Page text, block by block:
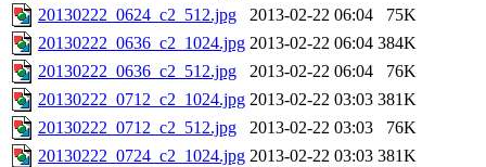
20130222_0624_c2_512.jpg
2013-02-22 06:04
75K
20130222_0636_c2_1024.jpg 2013-02-22 06:04 384K
20130222_0636_c2_512.jpg
2013-02-22 06:04
76K
20130222_0712_c2_1024.jpg 2013-02-22 03:03 381K
20130222_0712_c2_512.jpg
2013-02-22 03:03
76K
20130222_0724_c2_1024.jpg 2013-02-22 03:03 381K